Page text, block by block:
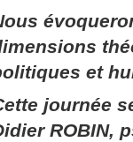
et
journée
ROBIN,